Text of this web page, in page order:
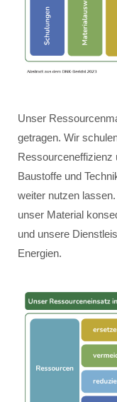
Unser
getragen. Wir
Ressourceneffizienz
Baustoffe und
weiter nutzen
unser Material
und unsere
Energien.